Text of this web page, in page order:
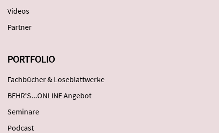
Videos
Partner
PORTFOLIO
Fachbücher & Loseblattwerke
BEHR'S...ONLINE Angebot
Seminare
Podcast